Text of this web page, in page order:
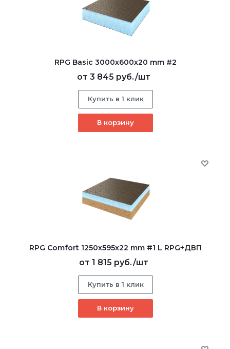
RPG Basic 3000х600х20 mm #2
от 3 845 руб./шт
Купить в 1 клик
В корзину
RPG Comfort 1250х595х22 mm #1 L RPG+ДВП
от 1 815 руб./шт
Купить в 1 клик
В корзину